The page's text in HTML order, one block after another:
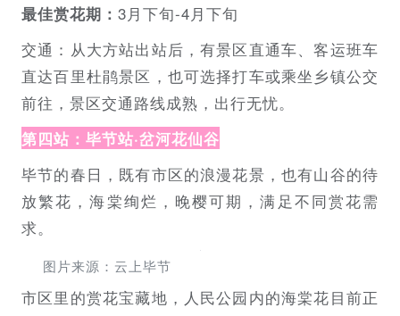
最佳赏花期： 3月下旬-4月下旬
交通：从大方站出站后，有景区直通车、客运班车
直达百里杜鹃景区，也可选择打车或乘坐乡镇公交
前往，景区交通路线成熟，出行无忧。
第四站：毕节站·岔河花仙谷
毕节的春日，既有市区的浪漫花景，也有山谷的待
放繁花，海棠绚烂，晚樱可期，满足不同赏花需
求。
图片来源：云上毕节
市区里的赏花宝藏地，人民公园内的海棠花目前正